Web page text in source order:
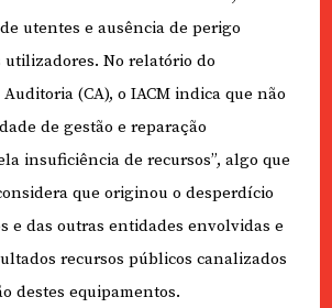
utentes e ausência de perigo
utilizadores. No relatório do
(CA), o IACM indica que não
de gestão e reparação
insuficiência de recursos”, algo que
que originou o desperdício
e das outras entidades envolvidas e
recursos públicos canalizados
destes equipamentos.